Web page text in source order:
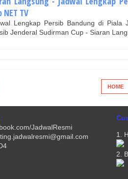
NET TV
Lengkap Persib Bandung di Piala
Jenderal Sudirman Cup - Siaran
HOME
JadwalResmi
1.
2.